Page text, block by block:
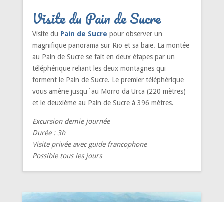
Visite du Pain de Sucre
Visite du Pain de Sucre pour observer un
magnifique panorama sur Rio et sa baie. La montée
au Pain de Sucre se fait en deux étapes par un
téléphérique reliant les deux montagnes qui
forment le Pain de Sucre. Le premier téléphérique
vous amène jusqu´au Morro da Urca (220 mètres)
et le deuxième au Pain de Sucre à 396 mètres.
Excursion demie journée
Durée : 3h
Visite privée avec guide francophone
Possible tous les jours